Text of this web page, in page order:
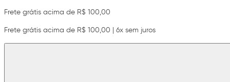
Frete grátis acima de R$ 100,00
Frete grátis acima de R$ 100,00 | 6x sem juros